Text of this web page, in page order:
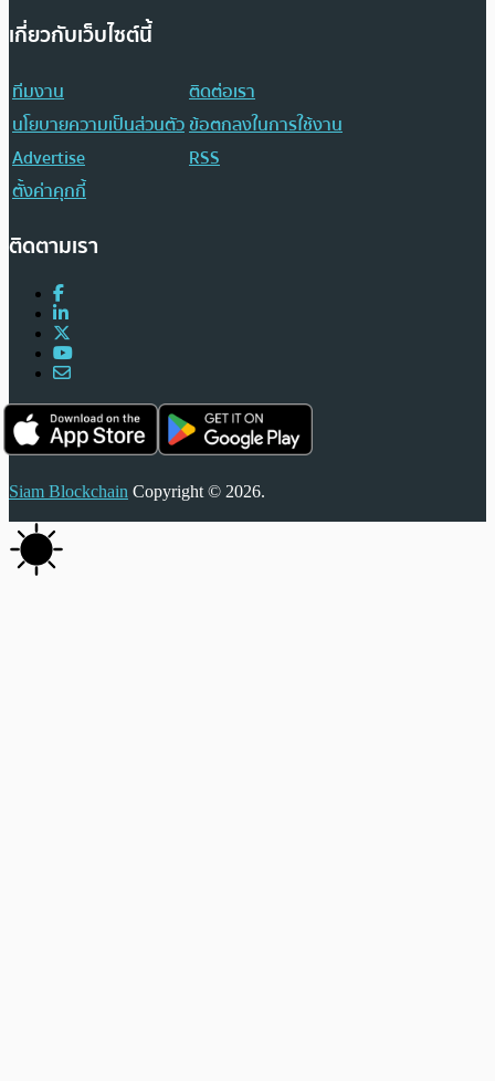
เกี่ยวกับเว็บไซต์นี้
ทีมงาน
ติดต่อเรา
นโยบายความเป็นส่วนตัวข้อตกลงในการใช้งาน
Advertise
RSS
ตั้งค่าคุกกี้
ติดตามเรา
Siam Blockchain Copyright © 2026.